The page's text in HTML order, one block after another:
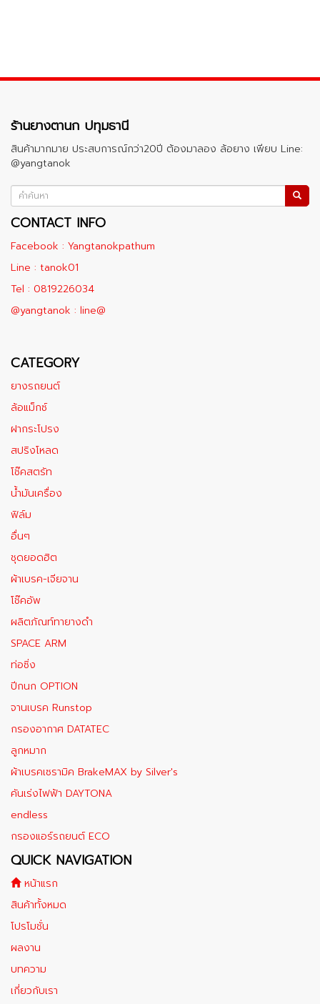
ร้านยางตานก ปทุมธานี
สินค้ามากมาย ประสบการณ์กว่า20ปี ต้องมาลอง ล้อยาง เพียบ Line:
@yangtanok
CONTACT INFO
Facebook : Yangtanokpathum
Line : tanok01
Tel : 0819226034
@yangtanok : line@
CATEGORY
ยางรถยนต์
ล้อแม็กซ์
ฝากระโปรง
สปริงโหลด
โช๊คสตรัท
น้ำมันเครื่อง
ฟิล์ม
อื่นๆ
ชุดยอดฮิต
ผ้าเบรค-เจียจาน
โช๊คอัพ
ผลิตภัณท์ทายางดำ
SPACE ARM
ท่อซิ่ง
ปีกนก OPTION
จานเบรค Runstop
กรองอากาศ DATATEC
ลูกหมาก
ผ้าเบรคเซรามิค BrakeMAX​ by Silver's
คันเร่งไฟฟ้า DAYTONA
endless
กรองแอร์รถยนต์ ECO
QUICK NAVIGATION
หน้าแรก
สินค้าทั้งหมด
โปรโมชั่น
ผลงาน
บทความ
เกี่ยวกับเรา